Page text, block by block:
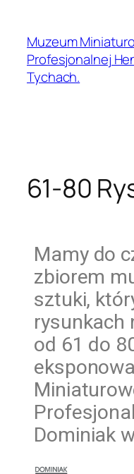
Muzeum
Profesjonalnej
Tychach.
61-80
Mamy do
zbiorem
sztuki,
rysunkach
od 61 do
Dominiak